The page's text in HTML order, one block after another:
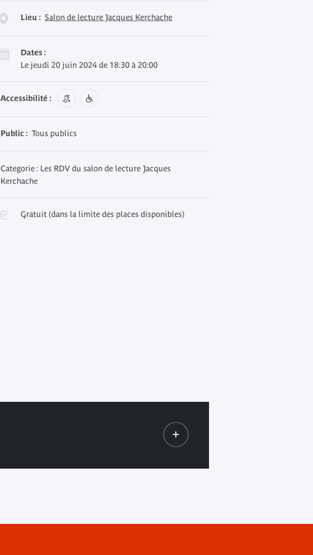
Lieu : Salon de lecture Jacques Kerchache
Dates :
Le jeudi 20 juin 2024 de 18:30 à 20:00
Accessibilité :
Public : Tous publics
Categorie : Les RDV du salon de lecture Jacques
Kerchache
Gratuit (dans la limite des places disponibles)